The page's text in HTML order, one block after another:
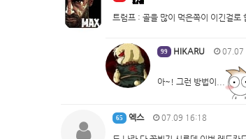
트럼프 : 골을 많이 먹은쪽이 이긴걸
99 HIKARU 07.07
아~! 그런 방법이...
65 엑스 07.09 16:18